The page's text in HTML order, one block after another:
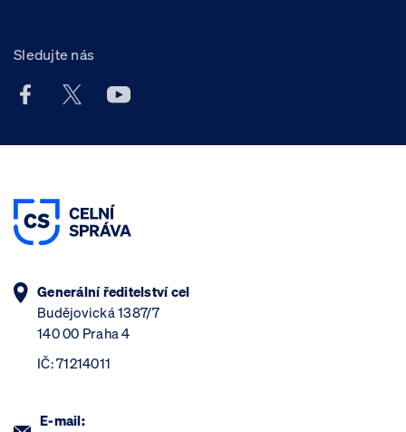
Sledujte nás
Facebook účet Celní správy ČR
X účet Celní správy ČR
Youtube účet Celní správy ČR
Generální ředitelství cel
Budějovická 1387/7
140 00 Praha 4
IČ: 71214011
E-mail: